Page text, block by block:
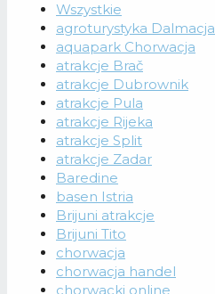
Wszystkie
agroturystyka Dalmacja
aquapark Chorwacja
atrakcje Brač
atrakcje Dubrownik
atrakcje Pula
atrakcje Rijeka
atrakcje Split
atrakcje Zadar
Baredine
basen Istria
Brijuni atrakcje
Brijuni Tito
chorwacja
chorwacja handel
chorwacki online